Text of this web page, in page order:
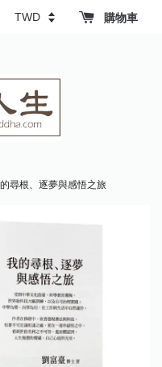
購物車
尋根、逐夢與感悟之旅